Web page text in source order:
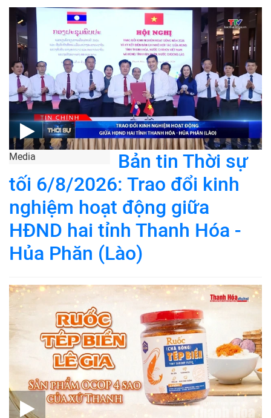
Media
Bản tin Thời sự
tối 6/8/2026: Trao đổi kinh
nghiệm hoạt động giữa
HĐND hai tỉnh Thanh Hóa -
Hủa Phăn (Lào)